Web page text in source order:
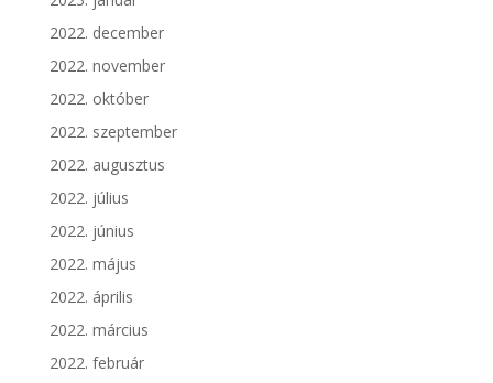
2022. december
2022. november
2022. október
2022. szeptember
2022. augusztus
2022. július
2022. június
2022. május
2022. április
2022. március
2022. február